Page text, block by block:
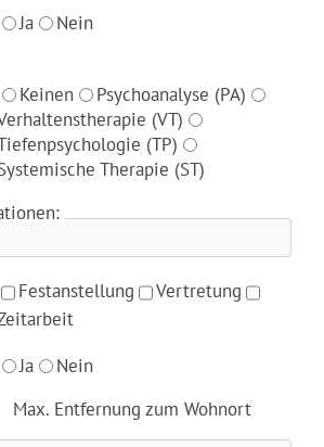
Ja Nein
Keinen
Psychoanalyse (PA)
(VT)
(TP)
Therapie (ST)
Festanstellung
Vertretung
Ja
Nein
Max. Entfernung zum Wohnort